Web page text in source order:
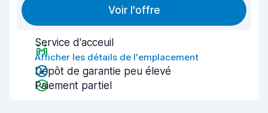
Voir l'offre
Service d'acceuil
Afficher les détails de l'emplacement
Dépôt de garantie peu élevé
Paiement partiel